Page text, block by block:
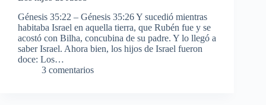
Génesis 35:22 – Génesis 35:26 Y sucedió mientras
habitaba Israel en aquella tierra, que Rubén fue y se
acostó con Bilha, concubina de su padre. Y lo llegó a
saber Israel. Ahora bien, los hijos de Israel fueron
doce: Los…
3 comentarios